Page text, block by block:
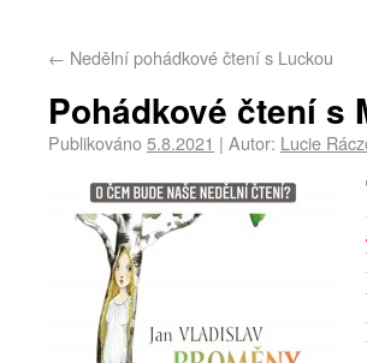
← Nedělní pohádkové čtení s Luckou
Pohádkové čtení s
Publikováno5.8.2021 | Autor: Lucie